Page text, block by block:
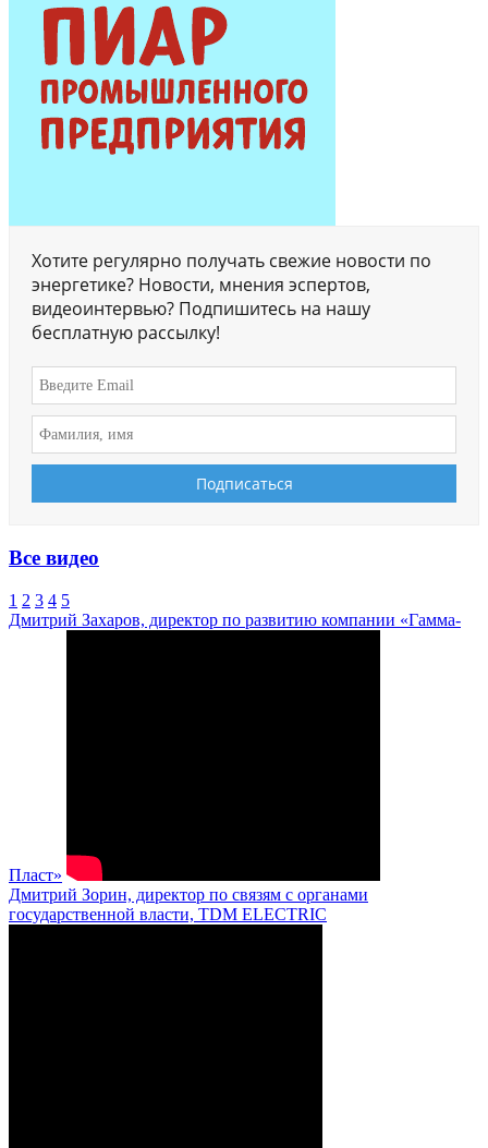
Хотите регулярно получать свежие новости по
энергетике? Новости, мнения эспертов,
видеоинтервью? Подпишитесь на нашу
бесплатную рассылку!
Все видео
1 2 3 4 5
Дмитрий Захаров, директор по развитию компании «Гамма-
Пласт»
Дмитрий Зорин, директор по связям с органами
государственной власти, TDM ELECTRIC